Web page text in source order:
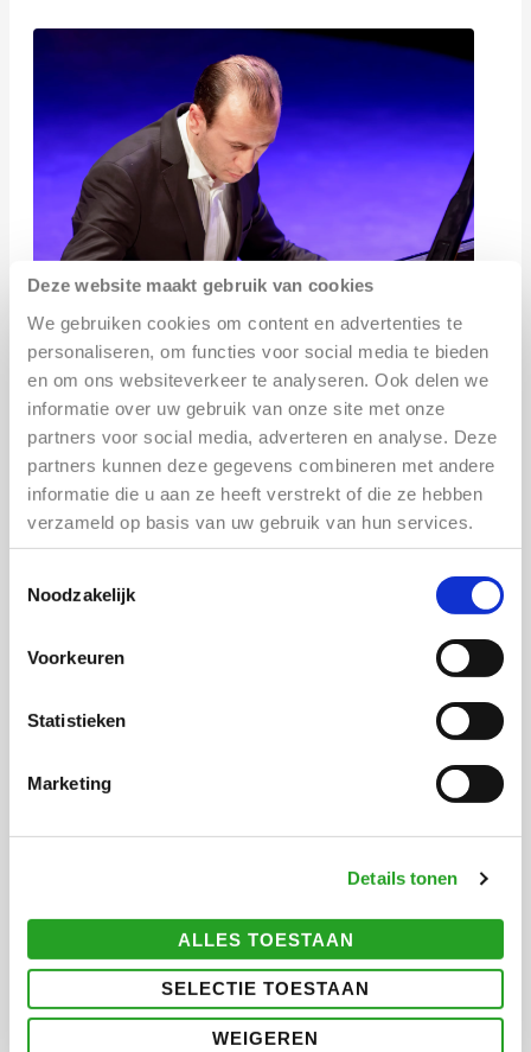
Deze website maakt gebruik van cookies
We gebruiken cookies om content en advertenties te
personaliseren, om functies voor social media te bieden
en om ons websiteverkeer te analyseren. Ook delen we
informatie over uw gebruik van onze site met onze
partners voor social media, adverteren en analyse. Deze
partners kunnen deze gegevens combineren met andere
informatie die u aan ze heeft verstrekt of die ze hebben
verzameld op basis van uw gebruik van hun services.
Noodzakelijk
Voorkeuren
Statistieken
Marketing
Details tonen
ALLES TOESTAAN
SELECTIE TOESTAAN
WEIGEREN
ADRES
Cultuurhuis Almere Buiten
Prijzen:
Volwassenen: € 25,00
TICKETS